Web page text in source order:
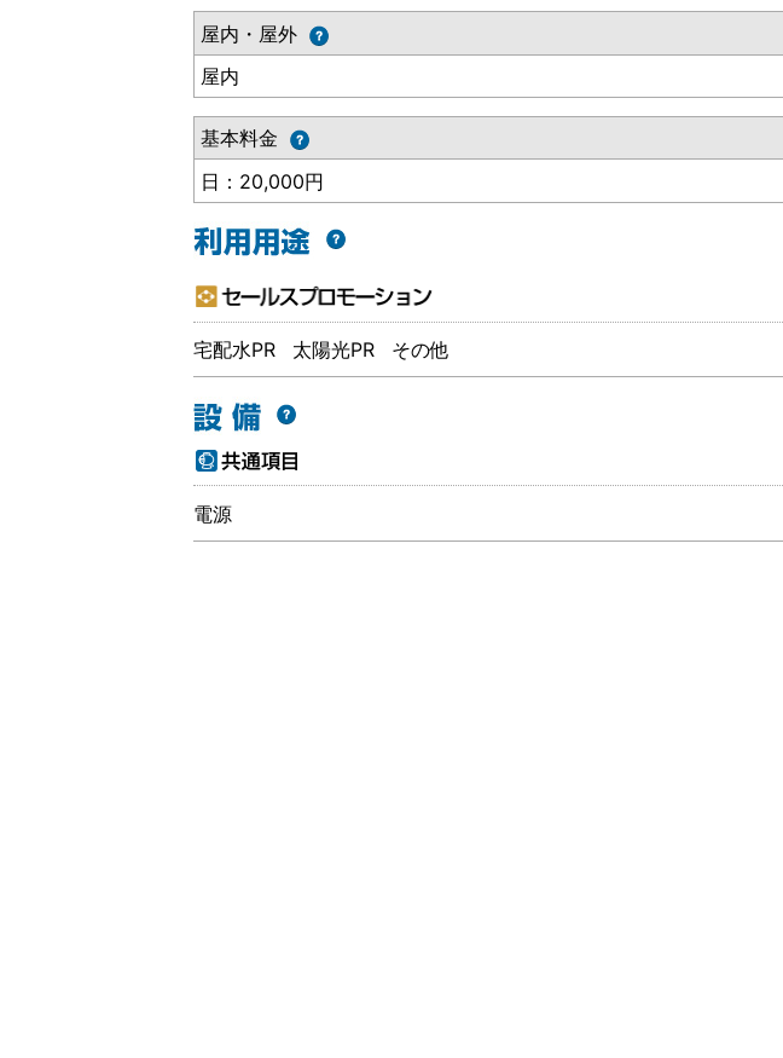
屋内・屋外
屋内
基本料金
日：20,000円
宅配水PR 太陽光PR その他
電源